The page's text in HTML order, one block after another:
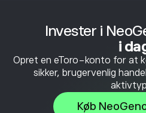
Invester i
i
Opret en eToro-konto for at
sikker, brugervenlig
Køb